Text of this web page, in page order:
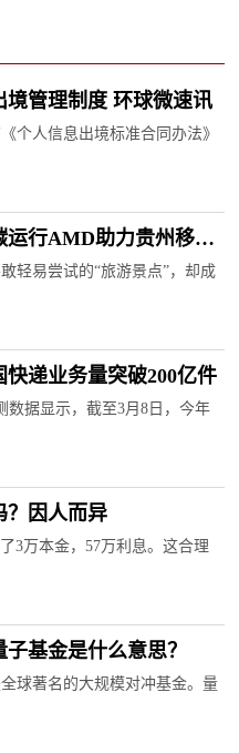
管理制度 环球微速讯
个人信息出境标准合同办法》
运行AMD助力贵州移动
轻易尝试的“旅游景点”，却成
递业务量突破200亿件
数据显示，截至3月8日，今年
？因人而异
3万本金，57万利息。这合理
基金是什么意思？
球著名的大规模对冲基金。量